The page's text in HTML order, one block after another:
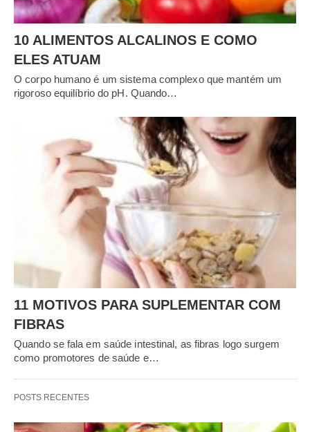
10 ALIMENTOS ALCALINOS E COMO
ELES ATUAM
O corpo humano é um sistema complexo que mantém um
rigoroso equilíbrio do pH. Quando…
11 MOTIVOS PARA SUPLEMENTAR COM
FIBRAS
Quando se fala em saúde intestinal, as fibras logo surgem
como promotores de saúde e…
POSTS RECENTES